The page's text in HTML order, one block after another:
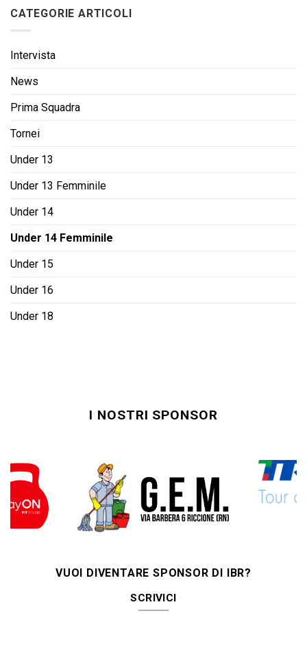
CATEGORIE ARTICOLI
Intervista
News
Prima Squadra
Tornei
Under 13
Under 13 Femminile
Under 14
Under 14 Femminile
Under 15
Under 16
Under 18
I NOSTRI SPONSOR
VUOI DIVENTARE SPONSOR DI IBR?
SCRIVICI